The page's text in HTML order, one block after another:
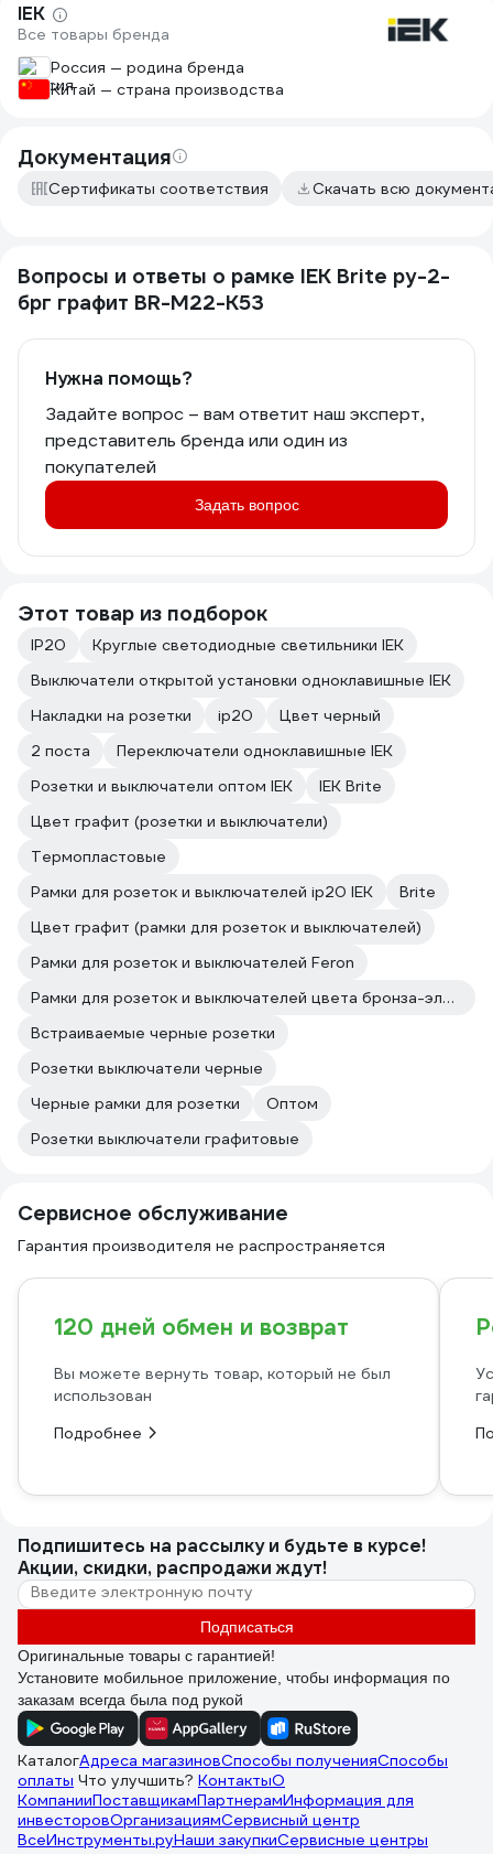
IEK
Все товары бренда
Россия — родина бренда
Китай — страна производства
Документация
Сертификаты соответствия Скачать всю
Вопросы и ответы о рамке IEK Brite ру-2-
брг графит BR-M22-K53
Нужна помощь?
Задайте вопрос – вам ответит наш эксперт,
представитель бренда или один из
покупателей
Задать вопрос
Этот товар из подборок
IP20
Круглые светодиодные светильники IEK
Выключатели открытой установки одноклавишные IEK
Накладки на розетки
ip20
Цвет черный
2 поста
Переключатели одноклавишные IEK
Розетки и выключатели оптом IEK
IEK Brite
Цвет графит (розетки и выключатели)
Термопластовые
Рамки для розеток и выключателей ip20 IEK
Brite
Цвет графит (рамки для розеток и выключателей)
Рамки для розеток и выключателей Feron
Рамки для розеток и выключателей цвета бронза-электро
Встраиваемые черные розетки
Розетки выключатели черные
Черные рамки для розетки
Оптом
Розетки выключатели графитовые
Сервисное обслуживание
Гарантия производителя не распространяется
120 дней обмен и возврат
Вы можете вернуть товар, который не был
использован
Подробнее
Подпишитесь на рассылкуи будьте в курсе!
Акции, скидки, распродажи ждут!
Подписаться
Оригинальные товары с гарантией!
Установите мобильное приложение, чтобы информация по
заказам всегда была под рукой
КаталогАдреса магазиновСпособы полученияСпособы
оплаты Что улучшить? КонтактыО
КомпанииПоставщикамПартнерамИнформация для
инвесторовОрганизациямСервисный центр
ВсеИнструменты.руНаши закупкиСервисные центры